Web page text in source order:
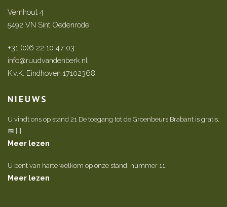
Vernhout 4
5492 VN Sint Oedenrode
+31 (0)6 22 10 47 03
info@ruudvandenberk.nl
K.v.K. Eindhoven 17102368
NIEUWS
U vindt ons op stand 21 De toegang tot de Groenbeurs Brabant is gratis.
📅 […]
Meer lezen
U bent van harte welkom op onze stand, nummer 11.
Meer lezen